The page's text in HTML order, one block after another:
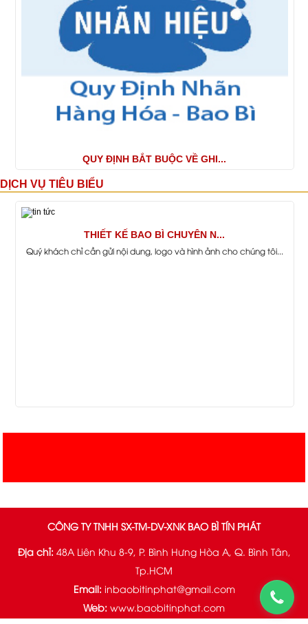
QUY ĐỊNH BẮT BUỘC VỀ GHI...
DỊCH VỤ TIÊU BIỂU
THIẾT KẾ BAO BÌ CHUYÊN N...
Quý khách chỉ cần gửi nội dung, logo và hình ảnh cho chúng tôi...
CÔNG TY TNHH SX-TM-DV-XNK BAO BÌ TÍN PHÁT
Địa chỉ: 48A Liên Khu 8-9, P. Bình Hưng Hòa A, Q. Bình Tân,
Tp.HCM
Email: inbaobitinphat@gmail.com
Web: www.baobitinphat.com